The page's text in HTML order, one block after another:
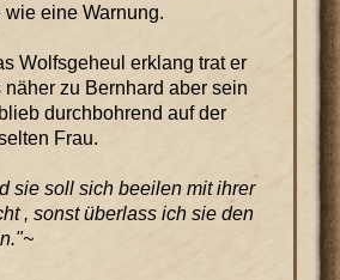
wie eine Warnung.
Wolfsgeheul erklang trat er
näher zu Bernhard aber sein
durchbohrend auf der
Frau.
sie soll sich beeilen mit ihrer
, sonst überlass ich sie den